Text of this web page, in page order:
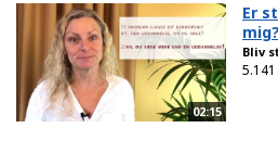
02:15
Er
mig?
Bliv